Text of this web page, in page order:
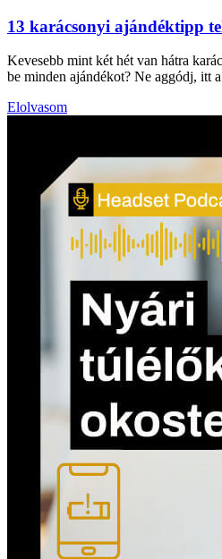
13 karácsonyi ajándéktipp
Kevesebb mint két hét van hátra
be minden ajándékot? Ne aggódj, itt
Elolvasom